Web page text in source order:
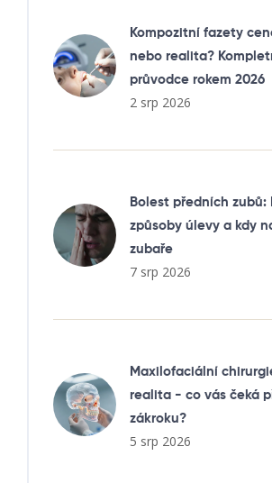
Kompozitní fazety
nebo realita?
průvodce rokem 2026
2 srp 2026
Bolest předních zubů:
způsoby úlevy a kdy
zubaře
7 srp 2026
Maxilofaciální
realita - co vás čeká
zákroku?
5 srp 2026